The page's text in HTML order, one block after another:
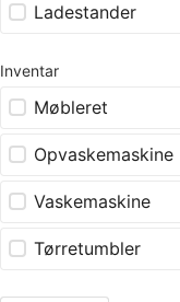
Ladestander
Inventar
Møbleret
Opvaskemaskine
Vaskemaskine
Tørretumbler